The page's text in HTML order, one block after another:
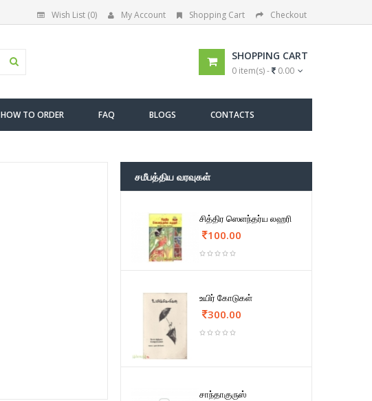
Wish List (0) My Account Shopping Cart Checkout
SHOPPING CART
0 item(s) - 0.00
HOW TO ORDER FAQ BLOGS CONTACTS
சமீபத்திய வரவுகள்
சித்திர ஸெளந்தர்ய லஹரி
100.00
உயிர் கோடுகள்
300.00
சாந்தாகுருஸ்